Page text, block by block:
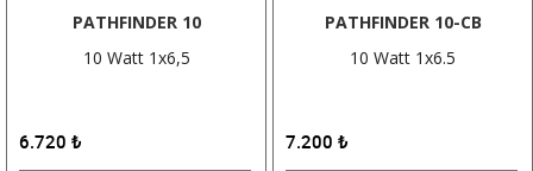
PATHFINDER 10
10 Watt 1x6,5
6.720 ₺
PATHFINDER 10-CB
10 Watt 1x6.5
7.200 ₺